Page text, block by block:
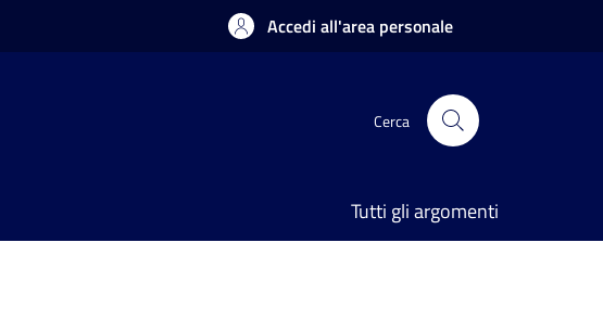
Accedi all'area personale
Cerca
Tutti gli argomenti